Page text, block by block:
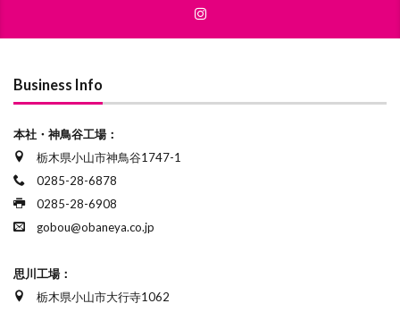
Business Info
本社・神鳥谷工場：
栃木県小山市神鳥谷1747-1
0285-28-6878
0285-28-6908
gobou@obaneya.co.jp
思川工場：
栃木県小山市大行寺1062